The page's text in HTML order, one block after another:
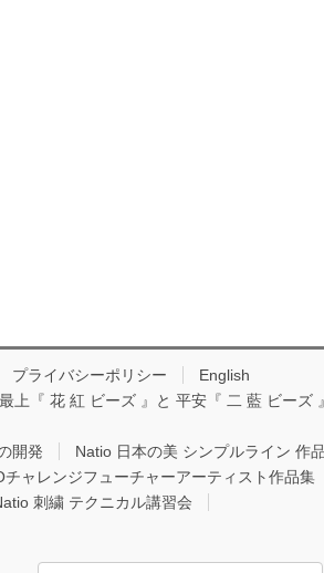
プライバシーポリシー
English
最上『 花 紅 ビーズ 』と 平安『 二 藍 ビーズ
開発
Natio 日本の美 シンプルライン 作
ャレンジフューチャーアーティスト作品集
刺繍 テクニカル講習会